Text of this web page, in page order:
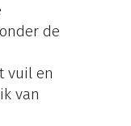
de
vuil en
van